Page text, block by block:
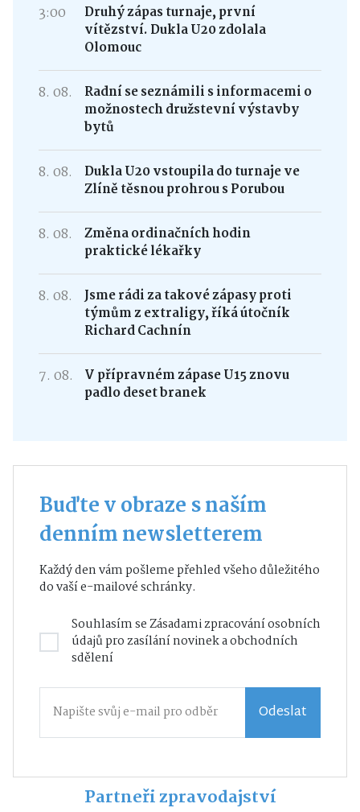
3:00
Druhý zápas turnaje, první
vítězství. Dukla U20 zdolala
Olomouc
8. 08.
Radní se seznámili s informacemi o
možnostech družstevní výstavby
bytů
8. 08.
Dukla U20 vstoupila do turnaje ve
Zlíně těsnou prohrou s Porubou
8. 08.
Změna ordinačních hodin
praktické lékařky
8. 08.
Jsme rádi za takové zápasy proti
týmům z extraligy, říká útočník
Richard Cachnín
7. 08.
V přípravném zápase U15 znovu
padlo deset branek
Buďte v obraze s naším
denním newsletterem
Každý den vám pošleme přehled všeho důležitého
do vaší e-mailové schránky.
Souhlasím seZásadami zpracování osobních
údajůpro zasílání novinek a obchodních
sdělení
Odeslat
Partneři zpravodajství